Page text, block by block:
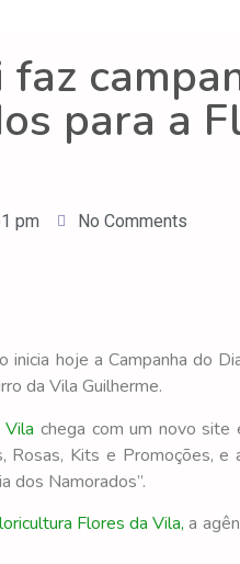
faz
para a
pm No Comments
inicia hoje a Campanha do
da Vila Guilherme.
chega com um novo site
Rosas, Kits e Promoções,
dos Namorados”.
Flores da Vila, a